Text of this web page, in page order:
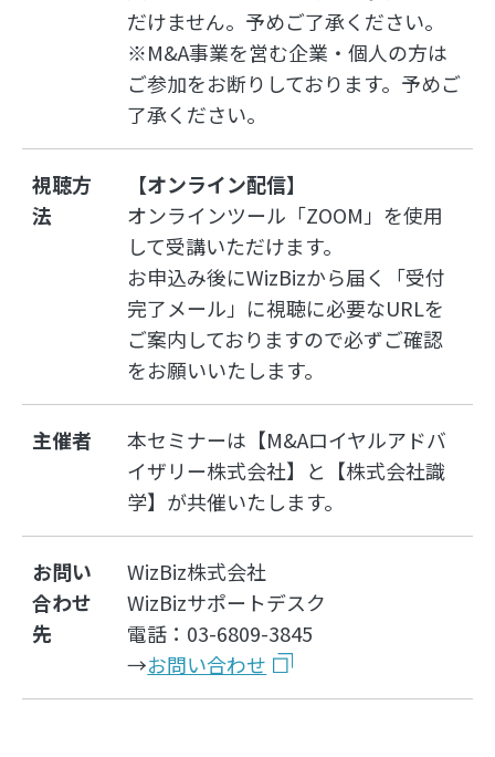
だけません。予めご了承ください。
※M&A事業を営む企業・個人の方は
ご参加をお断りしております。予めご
了承ください。
視聴方
法
【オンライン配信】
オンラインツール「ZOOM」を使用
して受講いただけます。
お申込み後にWizBizから届く「受付
完了メール」に視聴に必要なURLを
ご案内しておりますので必ずご確認
をお願いいたします。
主催者
本セミナーは【M&Aロイヤルアドバ
イザリー株式会社】と【株式会社識
学】が共催いたします。
お問い
合わせ
先
WizBiz株式会社
WizBizサポートデスク
電話：03-6809-3845
→お問い合わせ